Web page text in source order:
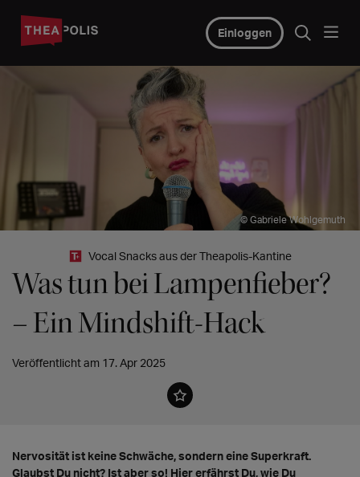
Einloggen
© Gabriele Wohlgemuth
Vocal Snacks aus der Theapolis-Kantine
Was tun bei Lampenfieber?
– Ein Mindshift-Hack
Veröffentlicht am 17. Apr 2025
Nervosität ist keine Schwäche, sondern eine Superkraft.
Glaubst Du nicht? Ist aber so! Hier erfährst Du, wie Du